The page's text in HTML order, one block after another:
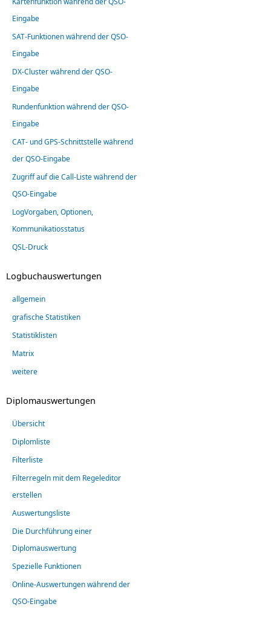
Eingabe
SAT-Funktionen während der QSO-
Eingabe
DX-Cluster während der QSO-
Eingabe
Rundenfunktion während der QSO-
Eingabe
CAT- und GPS-Schnittstelle während
der QSO-Eingabe
Zugriff auf die Call-Liste während der
QSO-Eingabe
LogVorgaben, Optionen,
Kommunikatiosstatus
QSL-Druck
Logbuchauswertungen
allgemein
grafische Statistiken
Statistiklisten
Matrix
weitere
Diplomauswertungen
Übersicht
Diplomliste
Filterliste
Filterregeln mit dem Regeleditor
erstellen
Auswertungsliste
Die Durchführung einer
Diplomauswertung
Spezielle Funktionen
Online-Auswertungen während der
QSO-Eingabe